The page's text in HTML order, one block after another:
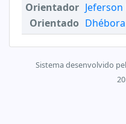
Orientador
Orientado
Sistema desenvolvido